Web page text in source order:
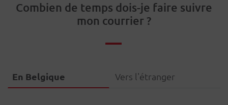
Combien de temps dois-je faire suivre
mon courrier ?
En Belgique Vers l'étranger